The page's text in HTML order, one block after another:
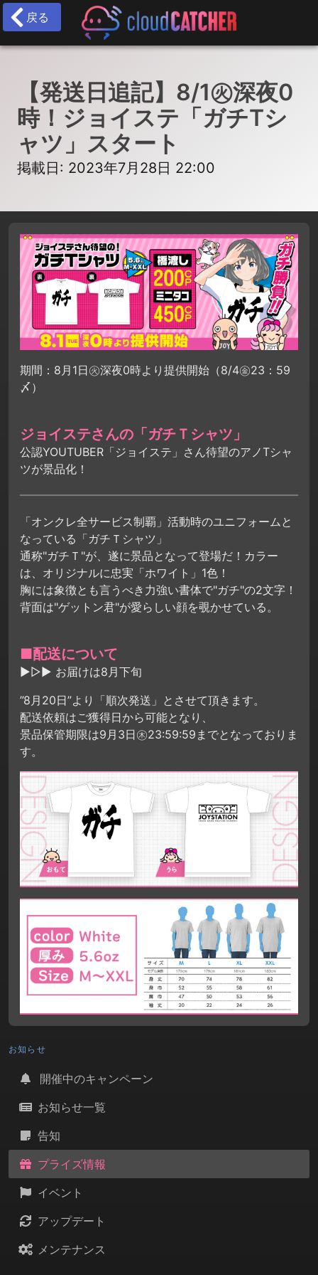
戻る
【発送日追記】8/1㊋深夜0
時！ジョイステ「ガチTシ
ャツ」スタート
掲載日: 2023年7月28日 22:00
期間：8月1日㊋深夜0時より提供開始（8/4㊎23：59
〆）
ジョイステさんの「ガチＴシャツ」
公認YOUTUBER「ジョイステ」さん待望のアノTシャ
ツが景品化！
「オンクレ全サービス制覇」活動時のユニフォームと
なっている「ガチＴシャツ」
通称"ガチＴ"が、遂に景品となって登場だ！カラー
は、オリジナルに忠実「ホワイト」1色！
胸には象徴とも言うべき力強い書体で"ガチ"の2文字！
背面は"ゲットン君"が愛らしい顔を覗かせている。
■配送について
▶▷▶ お届けは8月下旬
”8月20日”より「順次発送」とさせて頂きます。
配送依頼はご獲得日から可能となり、
景品保管期限は9月3日㊍23:59:59までとなっておりま
す。
お知らせ
開催中のキャンペーン
お知らせ一覧
告知
プライズ情報
イベント
アップデート
メンテナンス